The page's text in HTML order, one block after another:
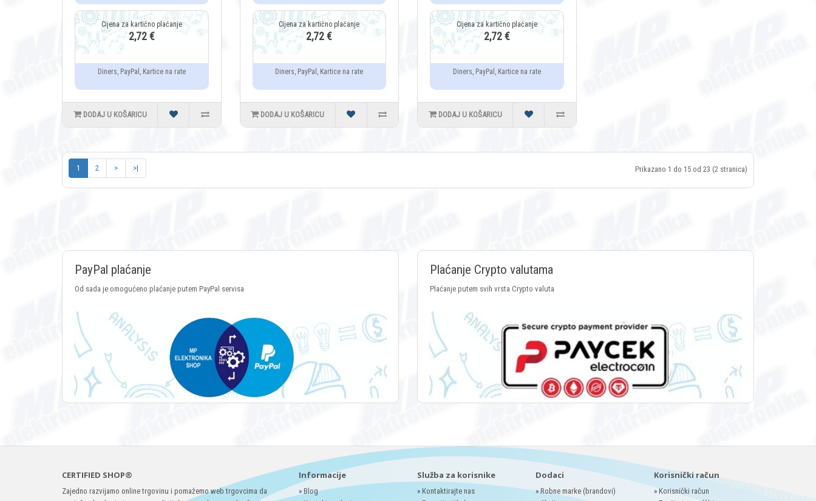
2,72 €
Diners, PayPal, Kartice na rate
DODAJ U KOŠARICU
2,72 €
Diners, PayPal, Kartice na rate
DODAJ U KOŠARICU
2,72 €
Diners, PayPal, Kartice na rate
DODAJ U KOŠARICU
1 2 > >| Prikazano 1 do 15 od 23 (2 stranica)
PayPal plaćanje
Od sada je omogućeno plaćanje putem PayPal servisa
Plaćanje Crypto valutama
Plaćanje putem svih vrsta Crypto valuta
CERTIFIED SHOP®
Zajedno razvijamo online trgovinu i pomažemo web trgovcima da
Informacije
» Blog
Služba za korisnike
» Kontaktirajte nas
Dodaci
»Robne marke (brandovi)
Korisnički račun
» Korisnički račun